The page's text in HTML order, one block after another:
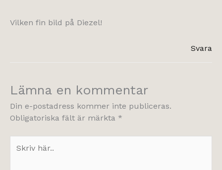
Vilken fin bild på Diezel!
Svara
Lämna en kommentar
Din e-postadress kommer inte publiceras.
Obligatoriska fält är märkta *
här..